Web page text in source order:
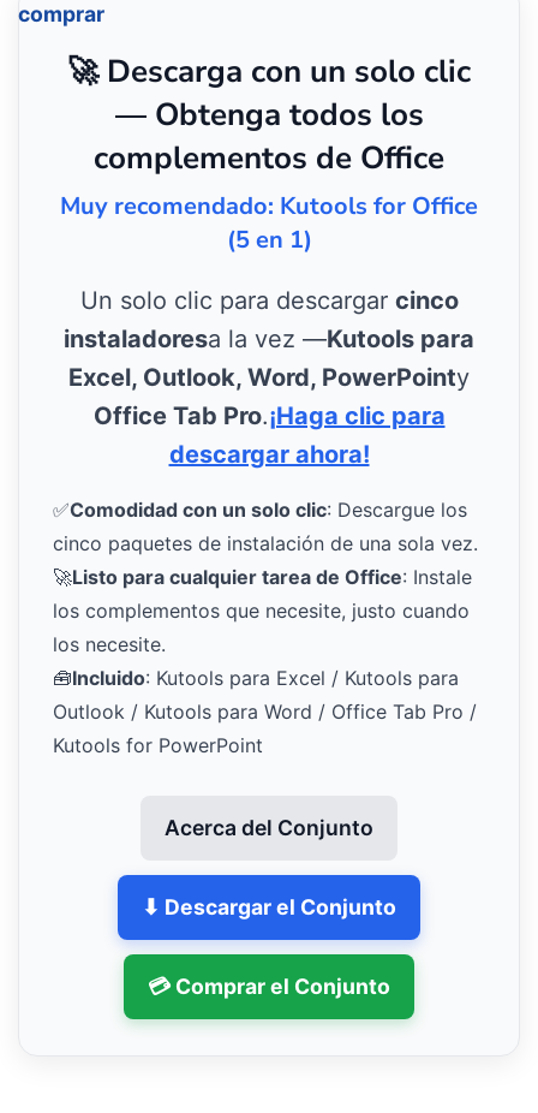
comprar
🚀 Descarga con un solo clic
— Obtenga todos los
complementos de Office
Muy recomendado: Kutools for Office
(5 en 1)
Un solo clic para descargar cinco
instaladoresa la vez —Kutools para
Excel, Outlook, Word, PowerPointy
Office Tab Pro.¡Haga clic para
descargar ahora!
✅Comodidad con un solo clic: Descargue los
cinco paquetes de instalación de una sola vez.
🚀Listo para cualquier tarea de Office: Instale
los complementos que necesite, justo cuando
los necesite.
🧰Incluido: Kutools para Excel / Kutools para
Outlook / Kutools para Word / Office Tab Pro /
Kutools for PowerPoint
Acerca del Conjunto
⬇ Descargar el Conjunto
💳 Comprar el Conjunto